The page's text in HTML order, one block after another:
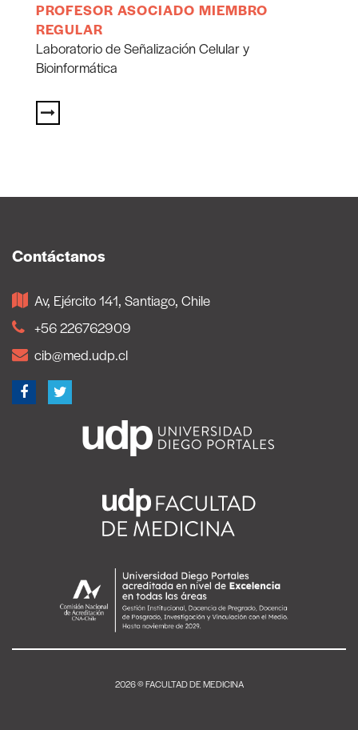
PROFESOR ASOCIADO MIEMBRO
REGULAR
Laboratorio de Señalización Celular y
Bioinformática
Contáctanos
Av, Ejército 141, Santiago, Chile
+56 226762909
cib@med.udp.cl
2026 © FACULTAD DE MEDICINA